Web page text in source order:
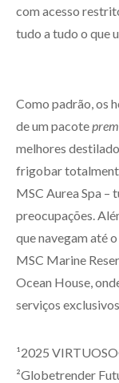
com acesso
tudo a tudo o que
Como padrão, os
de um pacote
melhores
frigobar
MSC Aurea Spa –
preocupações.
que navegam até
MSC Marine
Ocean House,
serviços
¹2025
²Globetrender